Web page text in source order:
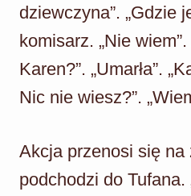
dziewczyna”. „Gdzie
komisarz. „Nie
Karen?”. „Umarła”.
Nic nie wiesz?”.
Akcja przenosi się na
podchodzi do Tufana.